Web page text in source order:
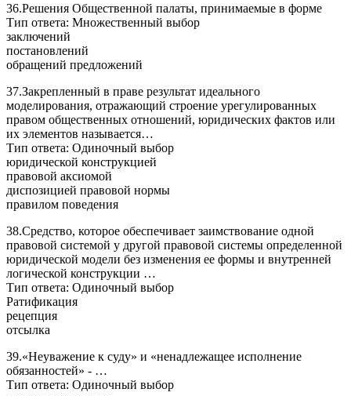
36.Решения Общественной палаты, принимаемые в форме
Тип ответа: Множественный выбор
заключений
постановлений
обращений предложений
37.Закрепленный в праве результат идеального
моделирования, отражающий строение урегулированных
правом общественных отношений, юридических фактов или
их элементов называется…
Тип ответа: Одиночный выбор
юридической конструкцией
правовой аксиомой
диспозицией правовой нормы
правилом поведения
38.Средство, которое обеспечивает заимствование одной
правовой системой у другой правовой системы определенной
юридической модели без изменения ее формы и внутренней
логической конструкции …
Тип ответа: Одиночный выбор
Ратификация
рецепция
отсылка
39.«Неуважение к суду» и «ненадлежащее исполнение
обязанностей» - …
Тип ответа: Одиночный выбор